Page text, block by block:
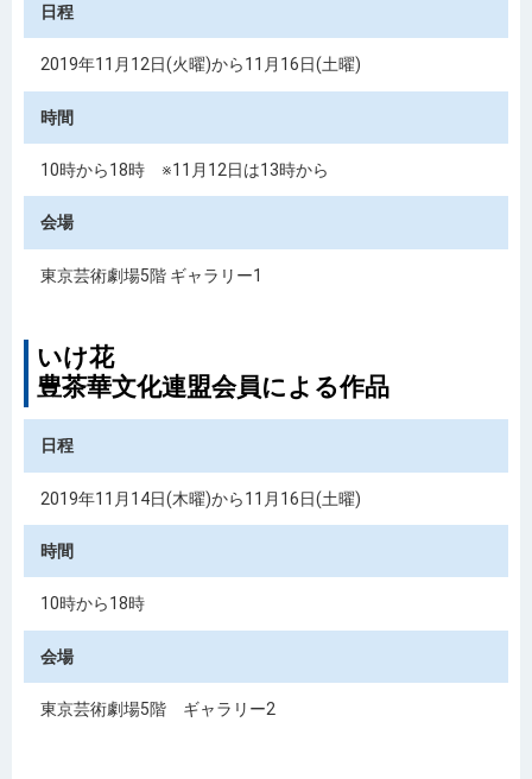
日程
2019年11月12日(火曜)から11月16日(土曜)
時間
10時から18時 ※11月12日は13時から
会場
東京芸術劇場5階 ギャラリー1
いけ花
豊茶華文化連盟会員による作品
日程
2019年11月14日(木曜)から11月16日(土曜)
時間
10時から18時
会場
東京芸術劇場5階 ギャラリー2